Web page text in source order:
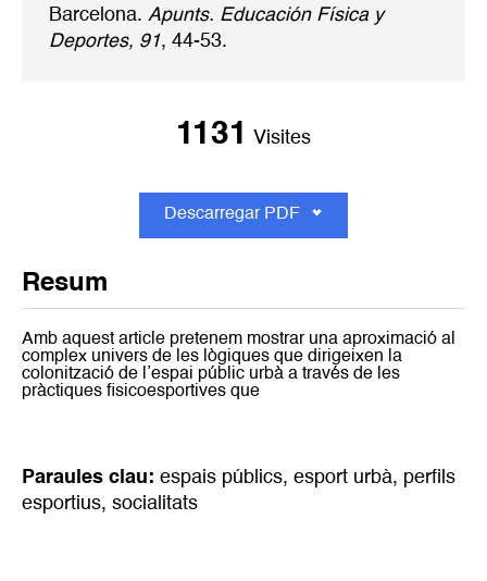
Barcelona. Apunts. Educación Física y
Deportes, 91, 44-53.
1131 Visites
Descarregar PDF
Resum
Amb aquest article pretenem mostrar una aproximació al
complex univers de les lògiques que dirigeixen la
colonització de l’espai públic urbà a través de les
pràctiques fisicoesportives que
Paraules clau: espais públics, esport urbà, perfils
esportius, socialitats